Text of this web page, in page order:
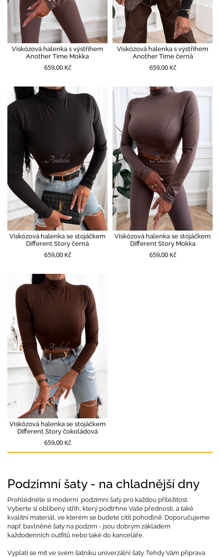
Viskózová halenka s výstřihem
Another Time Mokka
659,00 Kč
Viskózová halenka s výstřihem
Another Time černá
659,00 Kč
Viskózová halenka se stojáčkem
Different Story černá
659,00 Kč
Viskózová halenka se stojáčkem
Different Story Mokka
659,00 Kč
Viskózová halenka se stojáčkem
Different Story čokoládová
659,00 Kč
Podzimní šaty - na chladnější dny
Prohlédnéte si moderní podzimní šaty pro každou příležitost.
Vyberte si oblíbený střih, který podtrhne Vaše přednosti, a také
kvalitní materiál, ve kterém se budete cítit pohodlně. Doporučujeme
např. bavlněné šaty na podzim - jsou dobrým základem
každodenních outfitů nebo také do kanceláře.
Vyplatí se mít ve svém šatníku univerzální šaty. Tehdy Vám příprava